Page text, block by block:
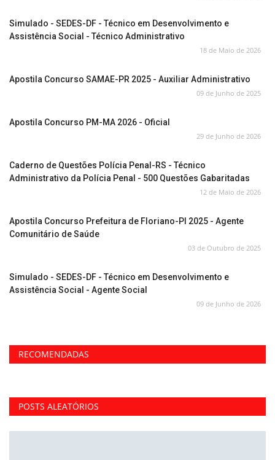
Simulado - SEDES-DF - Técnico em Desenvolvimento e
Assistência Social - Técnico Administrativo
18 de Maio de 2026
Apostila Concurso SAMAE-PR 2025 - Auxiliar Administrativo
09 de Junho de 2025
Apostila Concurso PM-MA 2026 - Oficial
29 de Junho de 2026
Caderno de Questões Polícia Penal-RS - Técnico
Administrativo da Polícia Penal - 500 Questões Gabaritadas
12 de Maio de 2026
Apostila Concurso Prefeitura de Floriano-PI 2025 - Agente
Comunitário de Saúde
03 de Outubro de 2025
Simulado - SEDES-DF - Técnico em Desenvolvimento e
Assistência Social - Agente Social
09 de Junho de 2026
RECOMENDADAS
POSTS ALEATÓRIOS